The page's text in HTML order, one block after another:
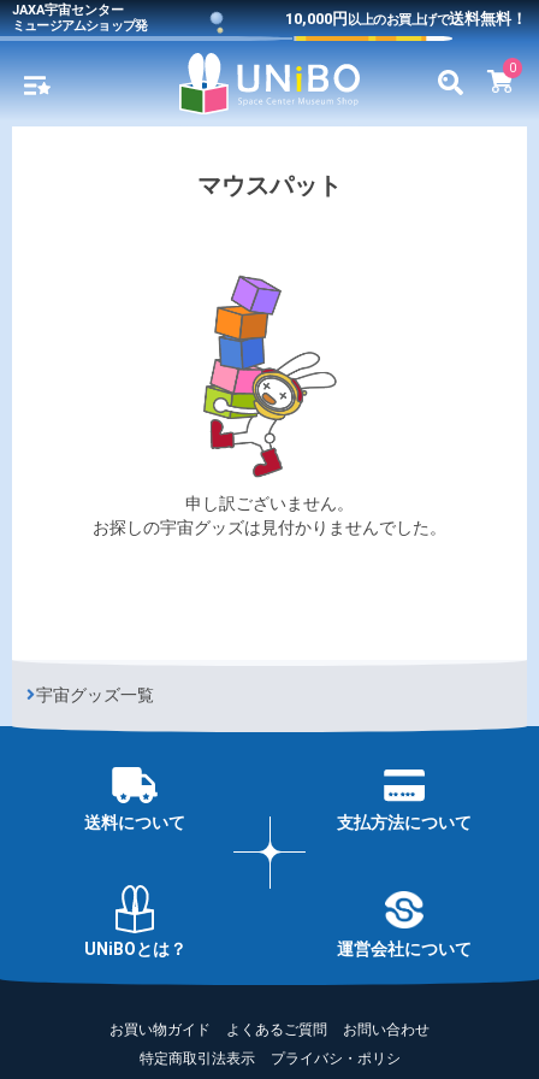
JAXA宇宙センター
ミュージアムショップ発
10,000円以上のお買上げで送料無料！
0
マウスパット
申し訳ございません。
お探しの宇宙グッズは見付かりませんでした。
宇宙グッズ一覧
送料について 支払方法について
UNiBOとは？ 運営会社について
お買い物ガイド よくあるご質問
お問い合わせ
特定商取引法表示
プライバシ・ポリシ